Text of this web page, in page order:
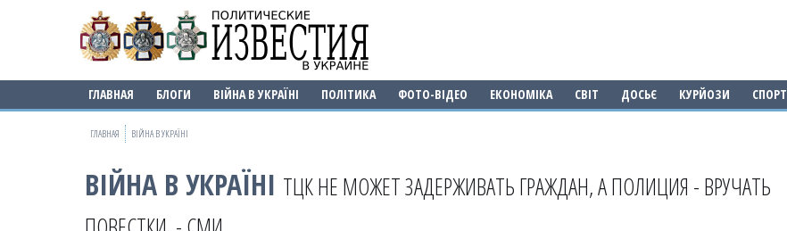
ГЛАВНАЯ БЛОГИ ВІЙНА В УКРАЇНІ ПОЛІТИКА ФОТО-ВІДЕО ЕКОНОМІКА СВІТ ДОСЬЄ КУРЙОЗИ СПОРТ
ГЛАВНАЯ ВІЙНА В УКРАЇНІ
ВІЙНА В УКРАЇНІ ТЦК НЕ МОЖЕТ ЗАДЕРЖИВАТЬ ГРАЖДАН, А ПОЛИЦИЯ - ВРУЧАТЬ